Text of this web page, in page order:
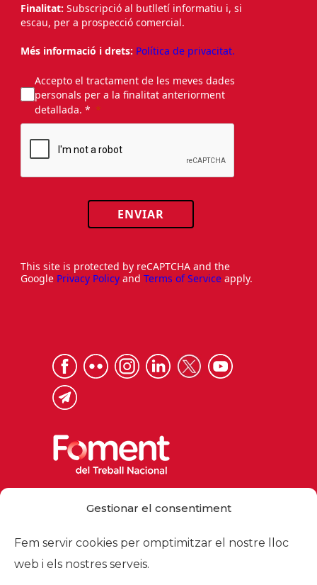
Gestionar el consentiment
Fem servir cookies per omptimitzar el nostre lloc
web i els nostres serveis.
Finalitat: Subscripció al butlletí informatiu i, si
escau, per a prospecció comercial.
Més informació i drets: Política de privacitat.
Accepto el tractament de les meves dades
personals per a la finalitat anteriorment
detallada. *
ENVIAR
This site is protected by reCAPTCHA and the
Google Privacy Policy and Terms of Service apply.
foment@foment.com